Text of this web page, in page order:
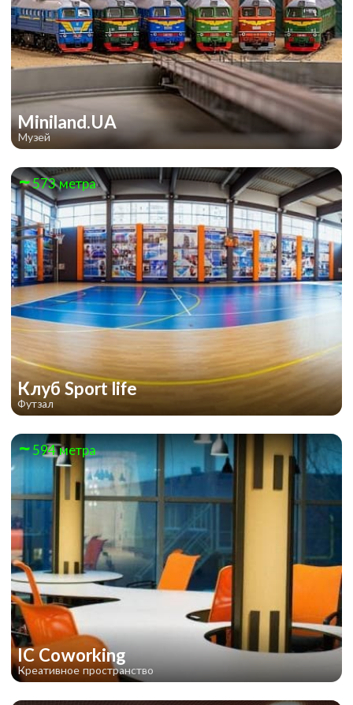
Miniland.UA
Музей
573 метра
Клуб Sport life
Футзал
594 метра
IC Coworking
Креативное пространство